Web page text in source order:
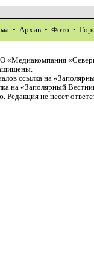
• Архив • Фото •
«Медиакомпания
ссылка на
на «Заполярный
не несет